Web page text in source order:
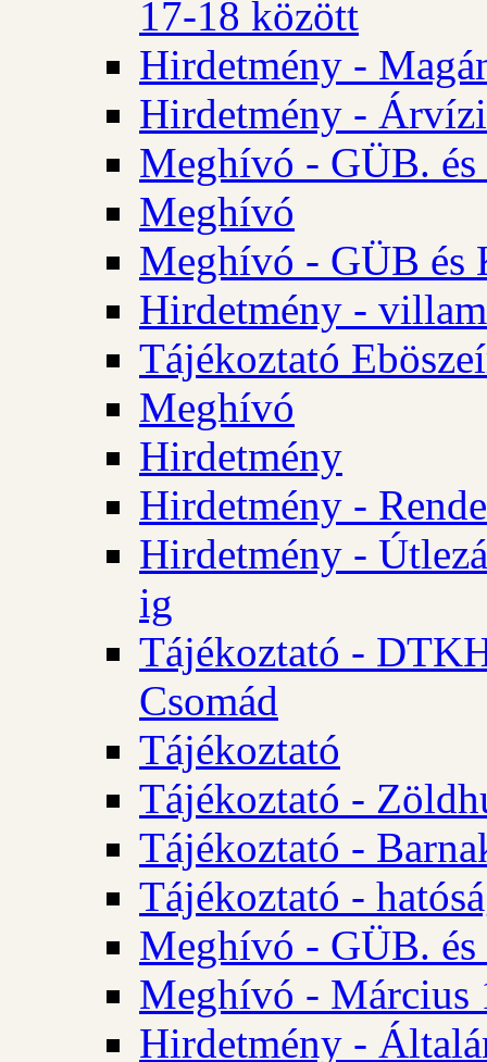
17-18 között
Hirdetmény -
Hirdetmény -
Meghívó - GÜB.
Meghívó
Meghívó - GÜB és
Hirdetmény -
Tájékoztató
Meghívó
Hirdetmény
Hirdetmény -
Hirdetmény -
ig
Tájékoztató -
Csomád
Tájékoztató
Tájékoztató -
Tájékoztató -
Tájékoztató -
Meghívó - GÜB.
Meghívó - Március
Hirdetmény -